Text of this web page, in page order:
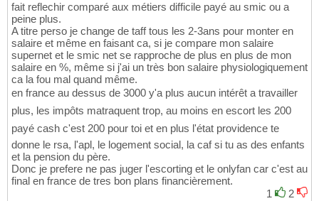
fait reflechir comparé aux métiers difficile payé au smic ou a
peine plus.
A titre perso je change de taff tous les 2-3ans pour monter en
salaire et même en faisant ca, si je compare mon salaire
supernet et le smic net se rapproche de plus en plus de mon
salaire en %, même si j'ai un très bon salaire physiologiquement
ca la fou mal quand même.
en france au dessus de 3000 y'a plus aucun intérêt a travailler
plus, les impôts matraquent trop, au moins en escort les 200
payé cash c'est 200 pour toi et en plus l'état providence te
donne le rsa, l'apl, le logement social, la caf si tu as des enfants
et la pension du père.
Donc je prefere ne pas juger l'escorting et le onlyfan car c'est au
final en france de tres bon plans financièrement.
1
2